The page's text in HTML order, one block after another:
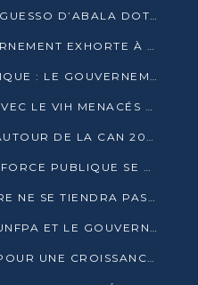
LE LYCÉE DENIS SASSOU N’GUESSO D’ABALA DOTÉ D’UNE SALLE MULTIMÉDIA
POINTE-NOIRE : LE GOUVERNEMENT EXHORTE À UN USAGE RESPONSABLE DU NOUVEAU MATÉRIEL MUNICIPAL
SITUATION SOCIOÉCONOMIQUE : LE GOUVERNEMENT INTERPELLÉ DEVANT LE SÉNAT
20.000 PATIENTS VIVANT AVEC LE VIH MENACÉS D’ARRÊT DE TRAITEMENT
AGL MOBILISE L’AFRIQUE AUTOUR DE LA CAN 2025
PRÉSIDENTIELLE 2026 : LA FORCE PUBLIQUE SE PRÉPARE À SÉCURISER LE SCRUTIN
LE SPECTACLE FORFAIT RIRE NE SE TIENDRA PAS LE 1ER JANVIER
SANTÉ REPRODUCTIVE : L’UNFPA ET LE GOUVERNEMENT AFFINENT LES PRIORITÉS DE 2026
PLUS DE 13 MILLIONS USD POUR UNE CROISSANCE VERTE ET SOUVERAINE